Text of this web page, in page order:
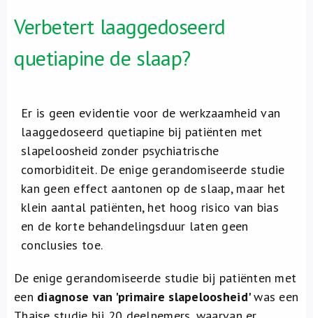
Verbetert laaggedoseerd
quetiapine de slaap?
Er is geen evidentie voor de werkzaamheid van
laaggedoseerd quetiapine bij patiënten met
slapeloosheid zonder psychiatrische
comorbiditeit. De enige gerandomiseerde studie
kan geen effect aantonen op de slaap, maar het
klein aantal patiënten, het hoog risico van bias
en de korte behandelingsduur laten geen
conclusies toe.
De enige gerandomiseerde studie bij patiënten met
een diagnose van 'primaire slapeloosheid'was een